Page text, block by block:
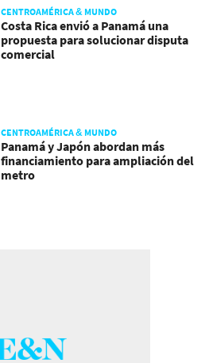
CENTROAMÉRICA & MUNDO
Costa Rica envió a Panamá una
propuesta para solucionar disputa
comercial
CENTROAMÉRICA & MUNDO
Panamá y Japón abordan más
financiamiento para ampliación del
metro